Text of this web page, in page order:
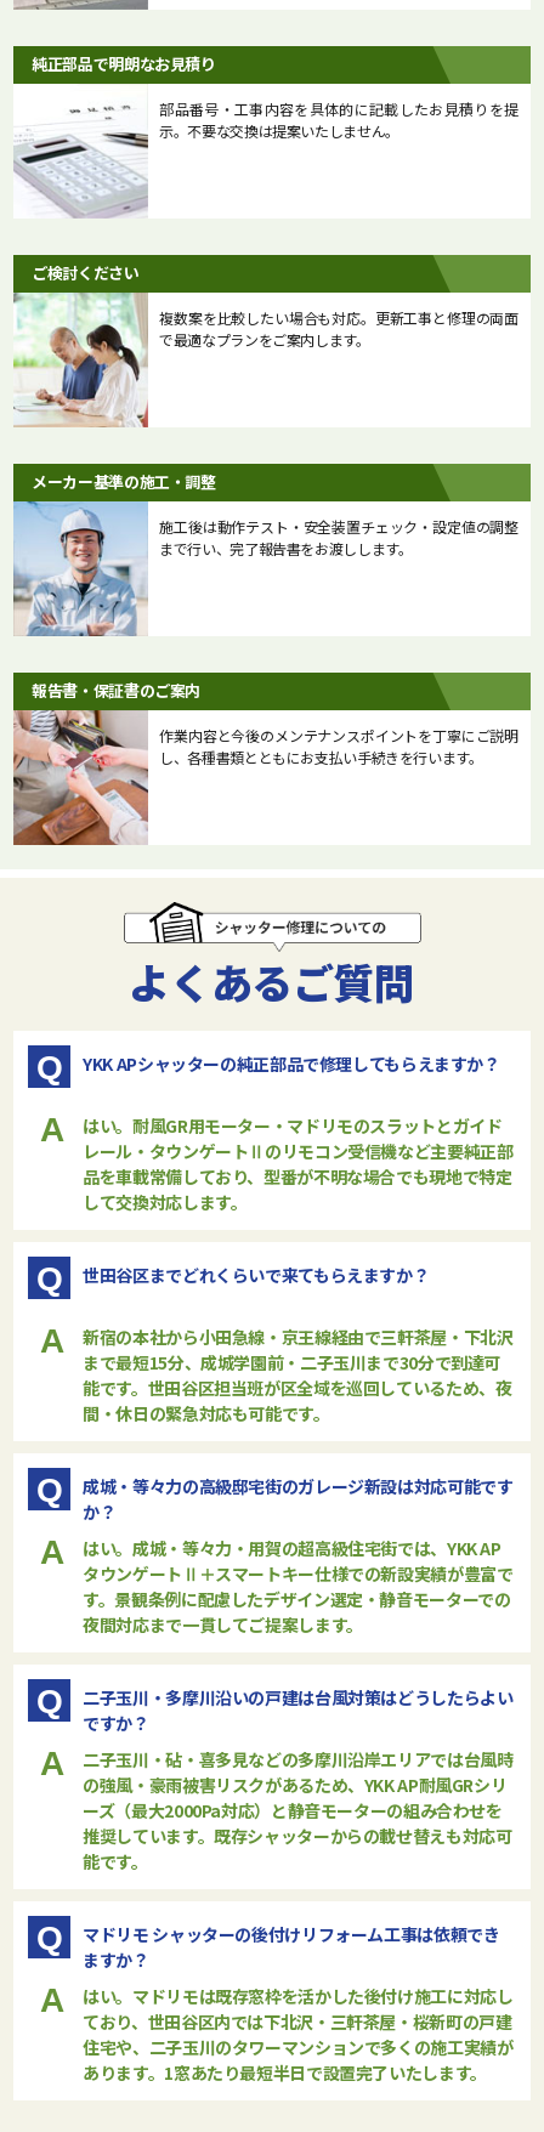
純正部品で明朗なお見積り
部品番号・工事内容を具体的に記載したお見積りを提
示。不要な交換は提案いたしません。
ご検討ください
複数案を比較したい場合も対応。更新工事と修理の両面
で最適なプランをご案内します。
メーカー基準の施工・調整
施工後は動作テスト・安全装置チェック・設定値の調整
まで行い、完了報告書をお渡しします。
報告書・保証書のご案内
作業内容と今後のメンテナンスポイントを丁寧にご説明
し、各種書類とともにお支払い手続きを行います。
よくあるご質問
Q YKK APシャッターの純正部品で修理してもらえますか？
A
はい。耐風GR用モーター・マドリモのスラットとガイド
レール・タウンゲートⅡのリモコン受信機など主要純正部
品を車載常備しており、型番が不明な場合でも現地で特定
して交換対応します。
Q 世田谷区までどれくらいで来てもらえますか？
A
新宿の本社から小田急線・京王線経由で三軒茶屋・下北沢
まで最短15分、成城学園前・二子玉川まで30分で到達可
能です。世田谷区担当班が区全域を巡回しているため、夜
間・休日の緊急対応も可能です。
Q
成城・等々力の高級邸宅街のガレージ新設は対応可能です
か？
A
はい。成城・等々力・用賀の超高級住宅街では、YKK AP
タウンゲートⅡ＋スマートキー仕様での新設実績が豊富で
す。景観条例に配慮したデザイン選定・静音モーターでの
夜間対応まで一貫してご提案します。
Q
二子玉川・多摩川沿いの戸建は台風対策はどうしたらよい
ですか？
A
二子玉川・砧・喜多見などの多摩川沿岸エリアでは台風時
の強風・豪雨被害リスクがあるため、YKK AP耐風GRシリ
ーズ（最大2000Pa対応）と静音モーターの組み合わせを
推奨しています。既存シャッターからの載せ替えも対応可
能です。
Q
マドリモ シャッターの後付けリフォーム工事は依頼でき
ますか？
A
はい。マドリモは既存窓枠を活かした後付け施工に対応し
ており、世田谷区内では下北沢・三軒茶屋・桜新町の戸建
住宅や、二子玉川のタワーマンションで多くの施工実績が
あります。1窓あたり最短半日で設置完了いたします。